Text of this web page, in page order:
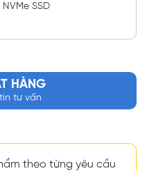
SSD
HÀNG
tư vấn
theo từng yêu cầu